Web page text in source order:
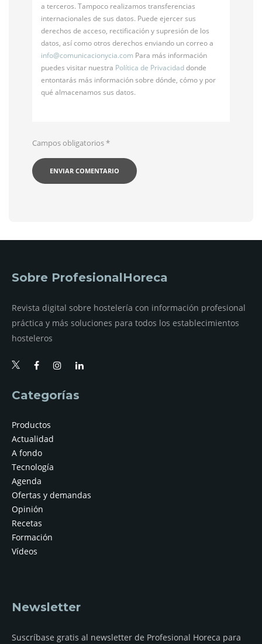
a terceros. Tampoco realizamos transferencias
internacionales de sus datos. Puede ejercer sus
derechos de acceso, rectificación y supresión de los
datos, así como otros derechos enviando un correo a
info@comunicacionycia.com Para más información
puedes visitar nuestra Política de Privacidaddonde
entontarás más información sobre dónde, cómo y por
qué almacenamos sus datos.
Campos obligatorios*
Sobre ProfesionalHoreca
Revista digital sobre hostelería con información profesional
práctica y más soluciones para todos los establecimientos
hosteleros
Categorías
Productos
Actualidad
A fondo
Tecnología
Agenda
Ofertas y demandas
Opinión
Recetas
Formación
Vídeos
Newsletter
Suscríbase gratis al newsletter de Profesional Horeca para